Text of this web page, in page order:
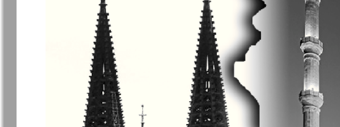
Архив необновляющихся на сайте изданий
7плюс7я Авангард
Анонс Антенна